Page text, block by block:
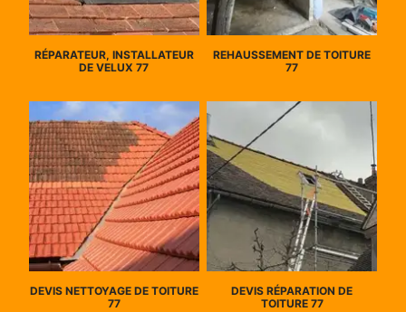
RÉPARATEUR, INSTALLATEUR
DE VELUX 77
REHAUSSEMENT DE TOITURE
77
DEVIS NETTOYAGE DE TOITURE
77
DEVIS RÉPARATION DE
TOITURE 77